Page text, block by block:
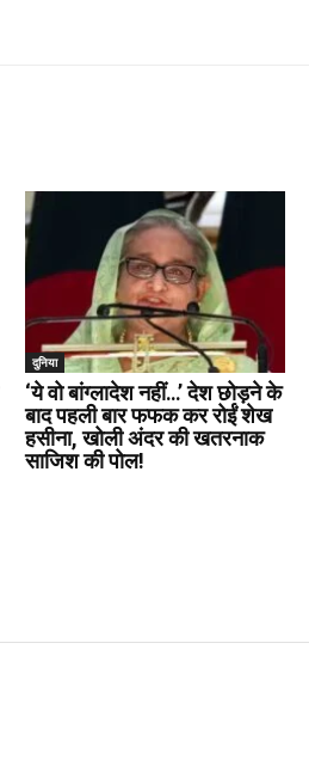
दुनिया
‘ये वो बांग्लादेश नहीं…’ देश छोड़ने के
बाद पहली बार फफक कर रोईं शेख
हसीना, खोली अंदर की खतरनाक
साजिश की पोल!